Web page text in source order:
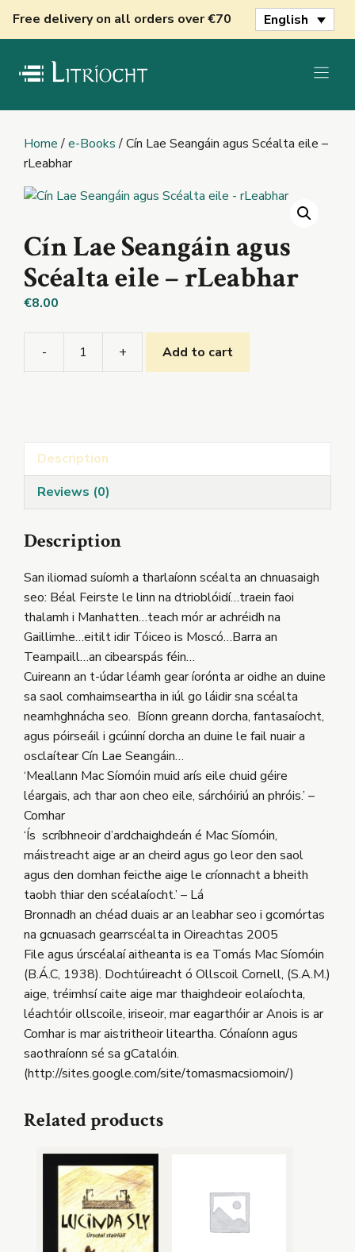
Free delivery on all orders over €70 English
Home/e-Books/ Cín Lae Seangáin agus Scéalta eile –
rLeabhar
Cín Lae Seangáin agus
Scéalta eile – rLeabhar
€8.00
-
-
+ Add to cart
Description
Reviews (0)
Description
San iliomad suíomh a tharlaíonn scéalta an chnuasaigh
seo: Béal Feirste le linn na dtrioblóidí…traein faoi
thalamh i Manhatten…teach mór ar achréidh na
Gaillimhe…eitilt idir Tóiceo is Moscó…Barra an
Teampaill…an cibearspás féin…
Cuireann an t-údar léamh gear íorónta ar oidhe an duine
sa saol comhaimseartha in iúl go láidir sna scéalta
neamhghnácha seo. Bíonn greann dorcha, fantasaíocht,
agus póirseáil i gcúinní dorcha an duine le fail nuair a
osclaítear Cín Lae Seangáin…
‘Meallann Mac Síomóin muid arís eile chuid géire
léargais, ach thar aon cheo eile, sárchóiriú an phróis.’ –
Comhar
‘Ís scríbhneoir d’ardchaighdeán é Mac Síomóin,
máistreacht aige ar an cheird agus go leor den saol
agus den domhan feicthe aige le críonnacht a bheith
taobh thiar den scéalaíocht.’ – Lá
Bronnadh an chéad duais ar an leabhar seo i gcomórtas
na gcnuasach gearrscéalta in Oireachtas 2005
File agus úrscéalaí aitheanta is ea Tomás Mac Síomóin
(B.Á.C, 1938). Dochtúireacht ó Ollscoil Cornell, (S.A.M.)
aige, tréimhsí caite aige mar thaighdeoir eolaíochta,
léachtóir ollscoile, iriseoir, mar eagarthóir ar Anois is ar
Comhar is mar aistritheoir liteartha. Cónaíonn agus
saothraíonn sé sa gCatalóin.
(http://sites.google.com/site/tomasmacsiomoin/)
Related products